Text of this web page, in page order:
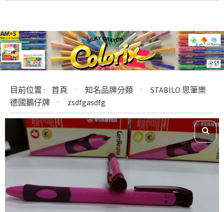
目前位置 : 首頁 知名品牌分類
STABILO 思筆樂
德國鵝仔牌
zsdfgasdfg